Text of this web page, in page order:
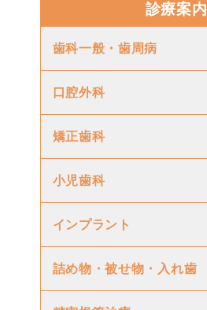
診療案内
歯科一般・歯周病
口腔外科
矯正歯科
小児歯科
インプラント
詰め物・被せ物・入れ歯